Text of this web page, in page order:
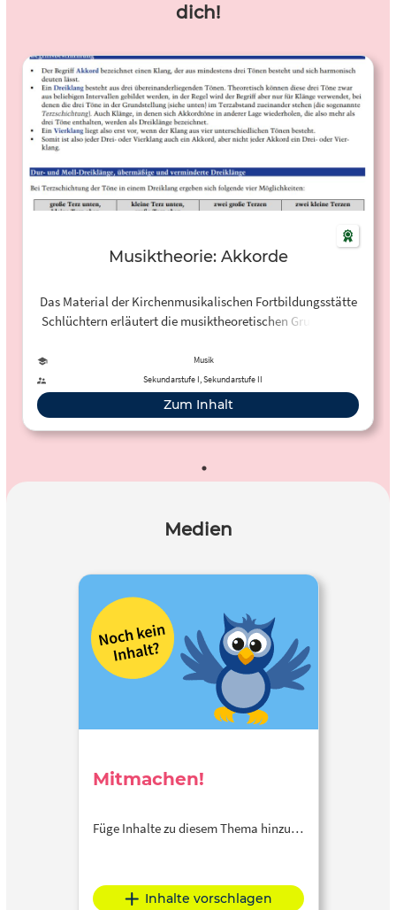
dich!
Musiktheorie: Akkorde
Das Material der Kirchenmusikalischen Fortbildungsstätte
Schlüchtern erläutert die musiktheoretischen Grundlagen
übermäßigen und verminderten Dreiklängen,
Umkehrungen von Akkorden bis hin zum
Dominantseptakkord und dessen Umkehrungen.
Musik
Sekundarstufe I, Sekundarstufe II
Zum Inhalt
Medien
Mitmachen!
Füge Inhalte zu diesem Thema hinzu…
Inhalte vorschlagen